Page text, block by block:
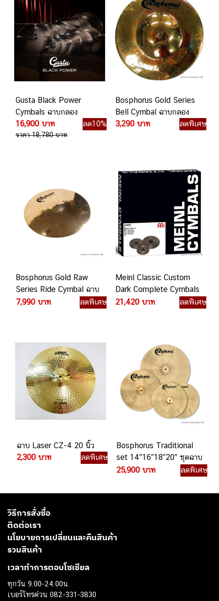
Gusta Black Power
Cymbals ฉาบกลอง
16,900 บาท
ลด10%
ราคา 18,780 บาท
Bosphorus Gold Series
Bell Cymbal ฉาบกลอง
3,290 บาท
ลดพิเศษ
Bosphorus Gold Raw
Series Ride Cymbal ฉาบ
กลอง
7,990 บาท ลดพิเศษ
Meinl Classic Custom
Dark Complete Cymbals
Set ชุดฉาบกลอง
21,420 บาท ลดพิเศษ
ฉาบ Laser CZ-4 20 นิ้ว
2,300 บาท
ลดพิเศษ
Bosphorus Traditional
set 14″16″18″20″ ชุดฉาบ
กลอง
25,900 บาท ลดพิเศษ
วิธีการสั่งซื้อ
ติดต่อเรา
นโยบายการเปลี่ยนและคืนสินค้า
รวมสินค้า
เวลาทำการตอบโซเชียล
ทุกวัน 9.00-24.00น.
เบอร์โทรด่วน 082-331-3830